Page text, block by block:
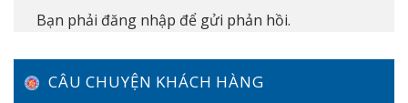
Bạn phải đăng nhập để gửi phản hồi.
CÂU CHUYỆN KHÁCH HÀNG